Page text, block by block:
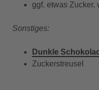
ggf. etwas Zucker,
Sonstiges:
Dunkle
Zuckerstreusel